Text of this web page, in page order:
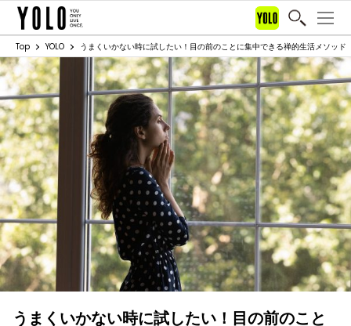
Top YOLO うまくいかない時に試したい！目の前のことに集中できる禅的生活メソッド
うまくいかない時に試したい！目の前のこと